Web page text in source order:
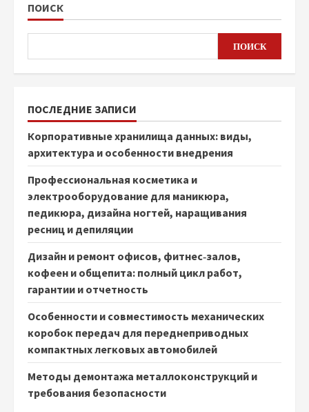
ПОИСК
ПОИСК
ПОСЛЕДНИЕ ЗАПИСИ
Корпоративные хранилища данных: виды,
архитектура и особенности внедрения
Профессиональная косметика и
электрооборудование для маникюра,
педикюра, дизайна ногтей, наращивания
ресниц и депиляции
Дизайн и ремонт офисов, фитнес‑залов,
кофеен и общепита: полный цикл работ,
гарантии и отчетность
Особенности и совместимость механических
коробок передач для переднеприводных
компактных легковых автомобилей
Методы демонтажа металлоконструкций и
требования безопасности